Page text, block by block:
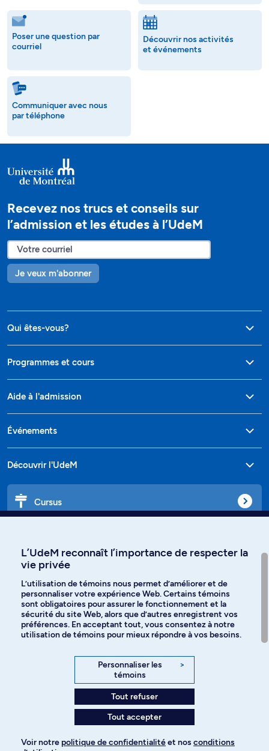
Poser une question par
courriel
Découvrir nos activités
et événements
Communiquer avec nous
par téléphone
Recevez nos trucs et conseils sur
l’admission et les études à l’UdeM
Je veux m'abonner
Qui êtes-vous?
Programmes et cours
Aide à l'admission
Événements
Découvrir l'UdeM
Cursus
Langues
Facebook Instagram
YouTube
Politique de confidentialité
L’UdeM reconnaît l’importance de respecter la
vie privée
L’utilisation de témoins nous permet d’améliorer et de
personnaliser votre expérience Web. Certains témoins
sont obligatoires pour assurer le fonctionnement et la
sécurité du site Web, alors que d’autres enregistrent vos
préférences. En acceptant tout, vous consentez à notre
utilisation de témoins pour mieux répondre à vos besoins.
Personnaliser les
témoins
>
Tout refuser
Tout accepter
Voir notre politique de confidentialitéet nos conditions